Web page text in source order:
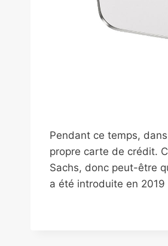
Pendant ce temps,
propre carte de crédit.
Sachs, donc peut-être
a été introduite en